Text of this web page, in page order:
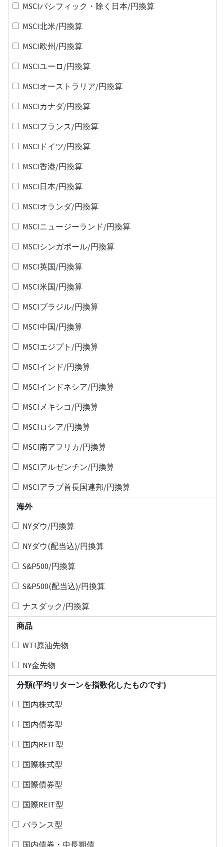
MSCIパシフィック・除く日本/円換算
MSCI北米/円換算
MSCI欧州/円換算
MSCIユーロ/円換算
MSCIオーストラリア/円換算
MSCIカナダ/円換算
MSCIフランス/円換算
MSCIドイツ/円換算
MSCI香港/円換算
MSCI日本/円換算
MSCIオランダ/円換算
MSCIニュージーランド/円換算
MSCIシンガポール/円換算
MSCI英国/円換算
MSCI米国/円換算
MSCIブラジル/円換算
MSCI中国/円換算
MSCIエジプト/円換算
MSCIインド/円換算
MSCIインドネシア/円換算
MSCIメキシコ/円換算
MSCIロシア/円換算
MSCI南アフリカ/円換算
MSCIアルゼンチン/円換算
MSCIアラブ首長国連邦/円換算
海外
NYダウ/円換算
NYダウ(配当込)/円換算
S&P500/円換算
S&P500(配当込)/円換算
ナスダック/円換算
商品
WTI原油先物
NY金先物
分類(平均リターンを指数化したものです)
国内株式型
国内債券型
国内REIT型
国際株式型
国際債券型
国際REIT型
バランス型
国内債券・中長期債